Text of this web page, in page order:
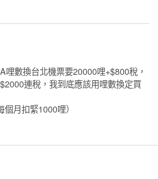
哩數換台北機票要20000哩+$800稅，
連稅，我到底應該用哩數換定買
個月扣緊1000哩）